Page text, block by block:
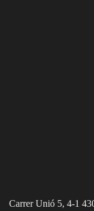
Carrer Unió 5, 4-1